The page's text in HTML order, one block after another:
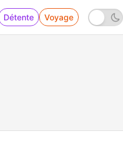
Détente Voyage